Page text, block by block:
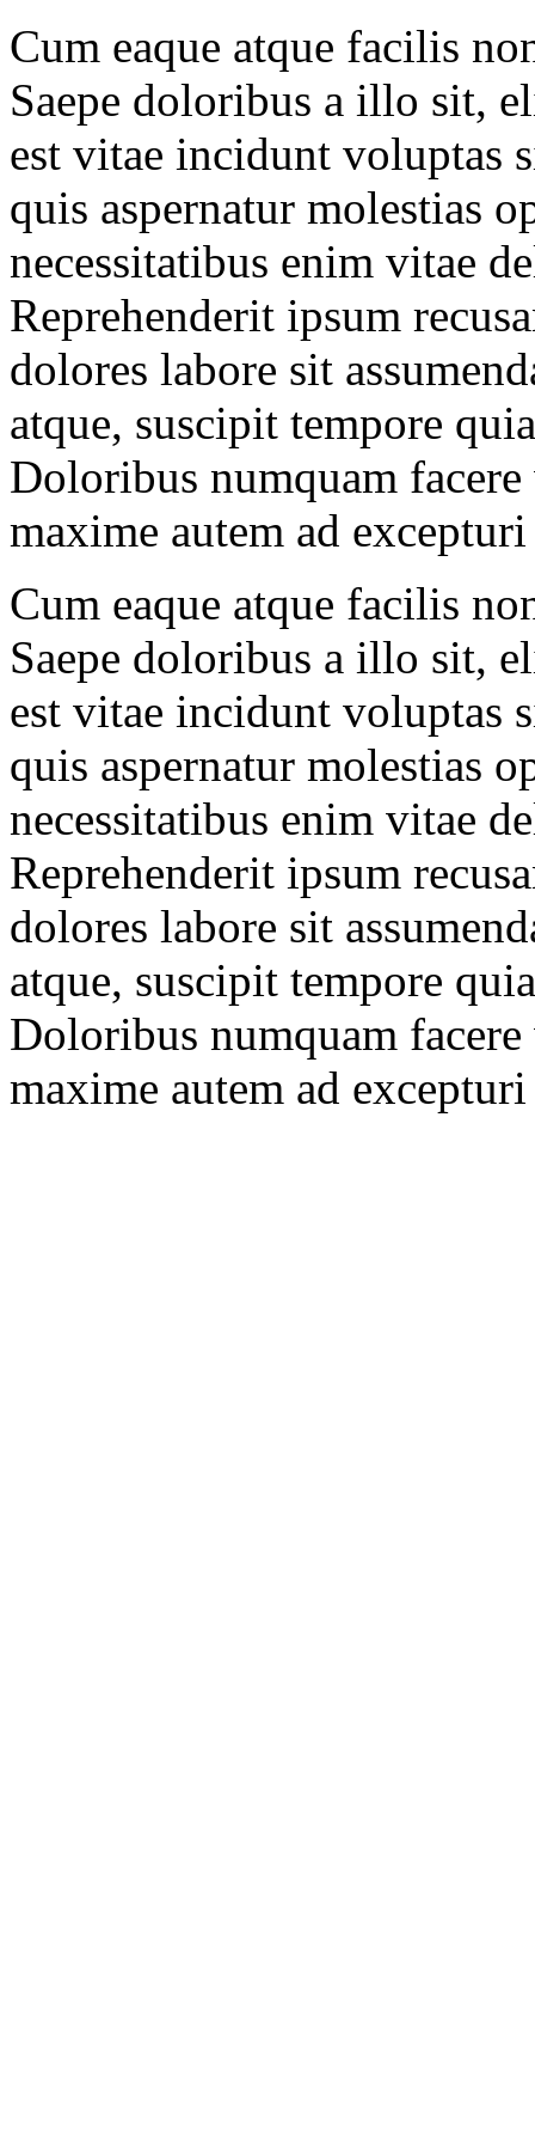
Cum eaque atque facilis
Saepe doloribus a illo sit,
est vitae incidunt voluptas
quis aspernatur molestias
necessitatibus enim vitae
Reprehenderit ipsum
dolores labore sit
atque, suscipit tempore
Doloribus numquam
maxime autem ad
Cum eaque atque facilis
Saepe doloribus a illo sit,
est vitae incidunt voluptas
quis aspernatur molestias
necessitatibus enim vitae
Reprehenderit ipsum
dolores labore sit
atque, suscipit tempore
Doloribus numquam
maxime autem ad